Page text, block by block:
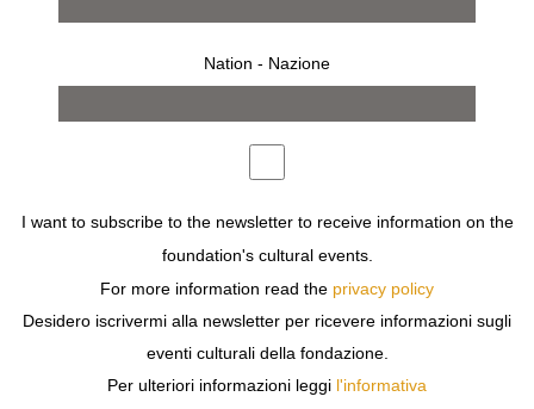
MILANO
LISETTE MODEL & HER SUCCESSORS
Nation - Nazione
I want to subscribe to the newsletter to receive information on the
foundation's cultural events.
For more information read the privacy policy
Desidero iscrivermi alla newsletter per ricevere informazioni sugli
eventi culturali della fondazione.
Per ulteriori informazioni leggi l'informativa